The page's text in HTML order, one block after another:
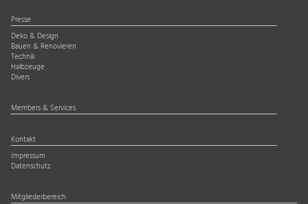
Presse
Deko & Design
Bauen & Renovieren
Technik
Halbzeuge
Divers
Members & Services
Kontakt
Impressum
Datenschutz
Mitgliederbereich